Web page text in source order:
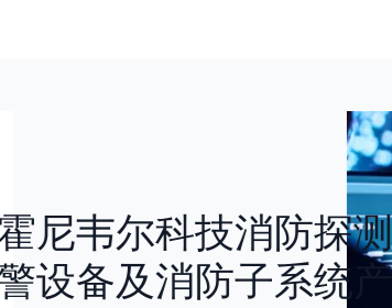
尼韦尔科技消防探
设备及消防子系统